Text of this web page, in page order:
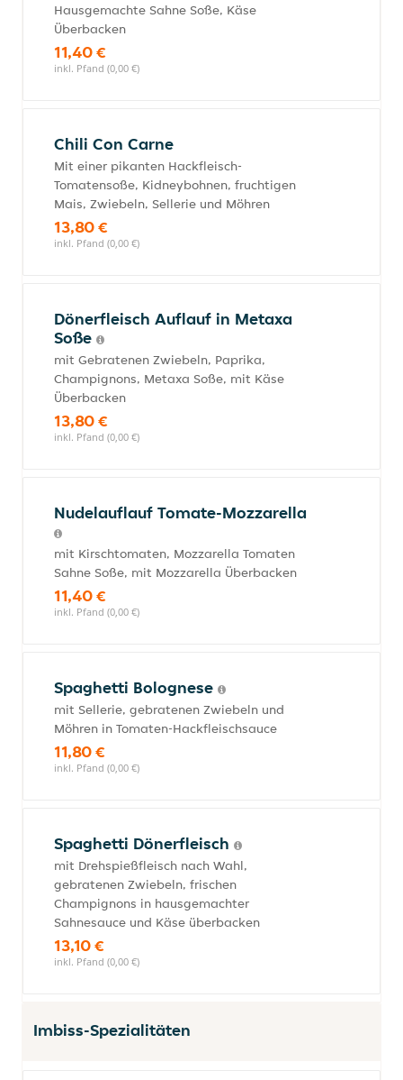
Hausgemachte Sahne Soße, Käse
Überbacken
11,40 €
inkl. Pfand (0,00 €)
Chili Con Carne
Mit einer pikanten Hackfleisch-
Tomatensoße, Kidneybohnen, fruchtigen
Mais, Zwiebeln, Sellerie und Möhren
13,80 €
inkl. Pfand (0,00 €)
Dönerfleisch Auflauf in Metaxa
Soße
mit Gebratenen Zwiebeln, Paprika,
Champignons, Metaxa Soße, mit Käse
Überbacken
13,80 €
inkl. Pfand (0,00 €)
Nudelauflauf Tomate-Mozzarella
mit Kirschtomaten, Mozzarella Tomaten
Sahne Soße, mit Mozzarella Überbacken
11,40 €
inkl. Pfand (0,00 €)
Spaghetti Bolognese
mit Sellerie, gebratenen Zwiebeln und
Möhren in Tomaten-Hackfleischsauce
11,80 €
inkl. Pfand (0,00 €)
Spaghetti Dönerfleisch
mit Drehspießfleisch nach Wahl,
gebratenen Zwiebeln, frischen
Champignons in hausgemachter
Sahnesauce und Käse überbacken
13,10 €
inkl. Pfand (0,00 €)
Imbiss-Spezialitäten